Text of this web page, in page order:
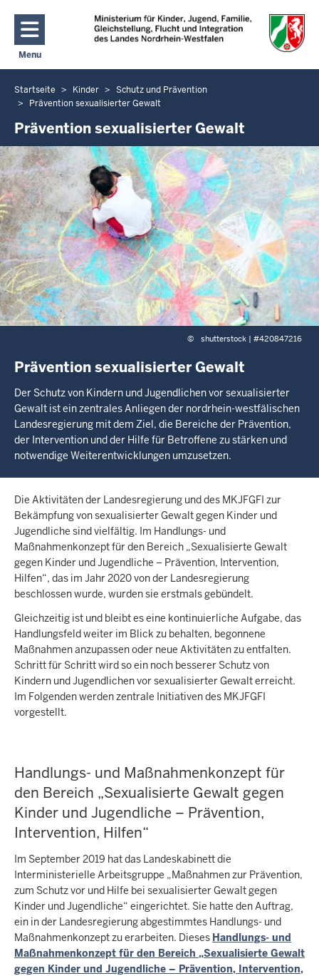
Direkt zum Inhalt
Menu
Navigation aktivieren/deaktivieren: Hauptmenü
Sie
befinden
sich
hier
Startseite Kinder
Schutz und Prävention
Prävention sexualisierter Gewalt
Prävention sexualisierter Gewalt
© shutterstock | #420847216
Prävention sexualisierter Gewalt
Der Schutz von Kindern und Jugendlichen vor sexualisierter
Gewalt ist ein zentrales Anliegen der nordrhein-westfälischen
Landesregierung mit dem Ziel, die Bereiche der Prävention,
der Intervention und der Hilfe für Betroffene zu stärken und
notwendige Weiterentwicklungen umzusetzen.
Die Aktivitäten der Landesregierung und des MKJFGFI zur
Bekämpfung von sexualisierter Gewalt gegen Kinder und
Jugendliche sind vielfältig. Im Handlungs- und
Maßnahmenkonzept für den Bereich „Sexualisierte Gewalt
gegen Kinder und Jugendliche – Prävention, Intervention,
Hilfen“, das im Jahr 2020 von der Landesregierung
beschlossen wurde, wurden sie erstmals gebündelt.
Gleichzeitig ist und bleibt es eine kontinuierliche Aufgabe, das
Handlungsfeld weiter im Blick zu behalten, begonnene
Maßnahmen anzupassen oder neue Aktivitäten zu entfalten.
Schritt für Schritt wird so ein noch besserer Schutz von
Kindern und Jugendlichen vor sexualisierter Gewalt erreicht.
Im Folgenden werden zentrale Initiativen des MKJFGFI
vorgestellt.
Handlungs- und Maßnahmenkonzept für
den Bereich „Sexualisierte Gewalt gegen
Kinder und Jugendliche – Prävention,
Intervention, Hilfen“
Im September 2019 hat das Landeskabinett die
Interministerielle Arbeitsgruppe „Maßnahmen zur Prävention,
zum Schutz vor und Hilfe bei sexualisierter Gewalt gegen
Kinder und Jugendliche“ eingerichtet. Sie hatte den Auftrag,
ein in der Landesregierung abgestimmtes Handlungs- und
Maßnahmenkonzept zu erarbeiten. Dieses Handlungs- und
Maßnahmenkonzept für den Bereich „Sexualisierte Gewalt
gegen Kinder und Jugendliche – Prävention, Intervention,